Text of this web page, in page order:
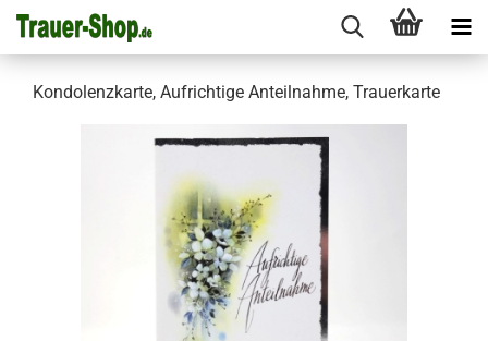
Kondolenzkarte, Aufrichtige Anteilnahme, Trauerkarte